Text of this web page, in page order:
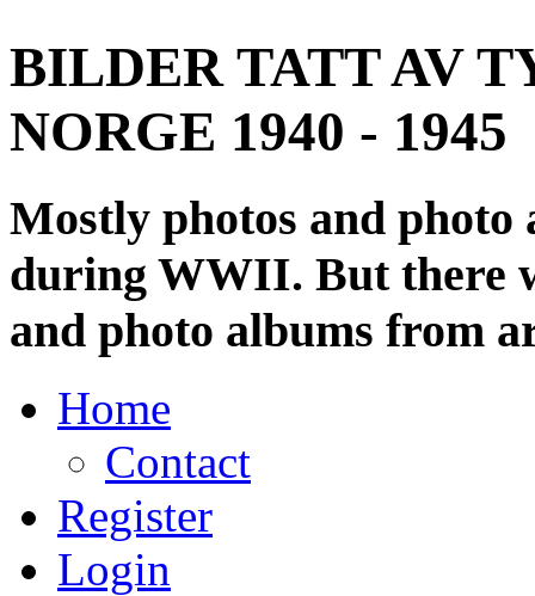
BILDER TATT AV
NORGE 1940 - 1945
Mostly photos and
during WWII. But there
and photo albums from
Home
Contact
Register
Login